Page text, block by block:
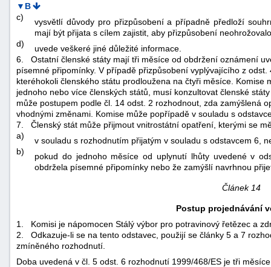
▼B
c)
vysvětlí důvody pro přizpůsobení a případně předloží
mají být přijata s cílem zajistit, aby přizpůsobení
d)
uvede veškeré jiné důležité informace.
6.
Ostatní členské státy mají tři měsíce od obdržení oznámení
písemné připomínky. V případě přizpůsobení vyplývajícího z
kteréhokoli členského státu prodloužena na čtyři měsíce.
jednoho nebo více členských států, musí konzultovat členské
může postupem podle čl. 14 odst. 2 rozhodnout, zda zamýšlená
vhodnými změnami. Komise může popřípadě v souladu s
7.
Členský stát může přijmout vnitrostátní opatření, kterými se
a)
v souladu s rozhodnutím přijatým v souladu s odstavcem 6,
b)
pokud do jednoho měsíce od uplynutí lhůty uvedené v
obdržela písemné připomínky nebo že zamýšlí navrhnou
Článek 14
Postup projednávání
1.
Komisi je nápomocen Stálý výbor pro potravinový řetězec a
2.
Odkazuje-li se na tento odstavec, použijí se články 5 a 7
zmíněného rozhodnutí.
Doba uvedená v čl. 5 odst. 6 rozhodnutí 1999/468/ES je tři